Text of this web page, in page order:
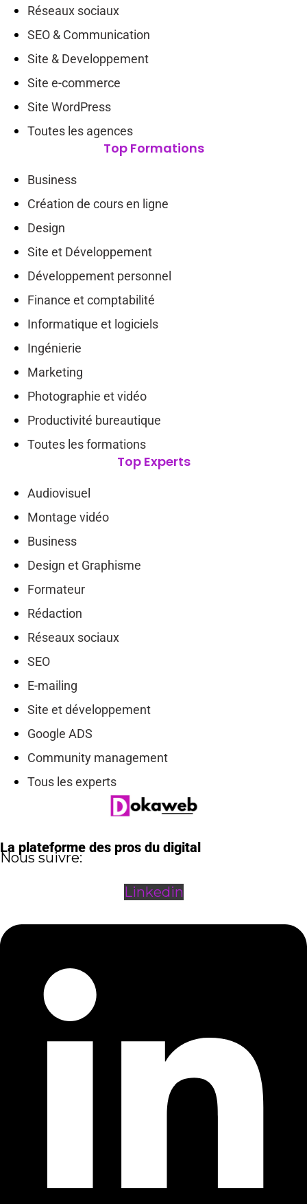
Réseaux sociaux
SEO & Communication
Site & Developpement
Site e-commerce
Site WordPress
Toutes les agences
Top Formations
Business
Création de cours en ligne
Design
Site et Développement
Développement personnel
Finance et comptabilité
Informatique et logiciels
Ingénierie
Marketing
Photographie et vidéo
Productivité bureautique
Toutes les formations
Top Experts
Audiovisuel
Montage vidéo
Business
Design et Graphisme
Formateur
Rédaction
Réseaux sociaux
SEO
E-mailing
Site et développement
Google ADS
Community management
Tous les experts
La plateforme des pros du digital
Nous suivre:
Linkedin